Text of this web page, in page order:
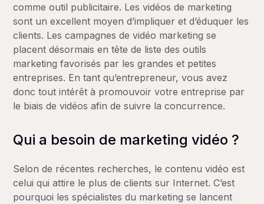
comme outil publicitaire. Les vidéos de marketing
sont un excellent moyen d’impliquer et d’éduquer les
clients. Les campagnes de vidéo marketing se
placent désormais en tête de liste des outils
marketing favorisés par les grandes et petites
entreprises. En tant qu’entrepreneur, vous avez
donc tout intérêt à promouvoir votre entreprise par
le biais de vidéos afin de suivre la concurrence.
Qui a besoin de marketing vidéo ?
Selon de récentes recherches, le contenu vidéo est
celui qui attire le plus de clients sur Internet. C’est
pourquoi les spécialistes du marketing se lancent